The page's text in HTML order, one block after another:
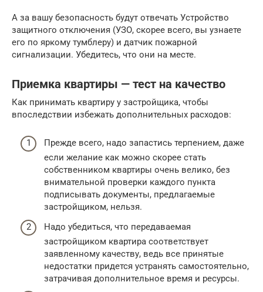
А за вашу безопасность будут отвечать Устройство
защитного отключения (УЗО, скорее всего, вы узнаете
его по яркому тумблеру) и датчик пожарной
сигнализации. Убедитесь, что они на месте.
Приемка квартиры — тест на качество
Как принимать квартиру у застройщика, чтобы
впоследствии избежать дополнительных расходов:
Прежде всего, надо запастись терпением, даже
если желание как можно скорее стать
собственником квартиры очень велико, без
внимательной проверки каждого пункта
подписывать документы, предлагаемые
застройщиком, нельзя.
Надо убедиться, что передаваемая
застройщиком квартира соответствует
заявленному качеству, ведь все принятые
недостатки придется устранять самостоятельно,
затрачивая дополнительное время и ресурсы.